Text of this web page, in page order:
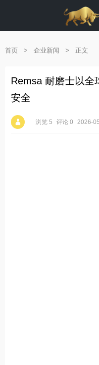
首页 > 企业新闻 > 正文
Remsa ‌耐磨士以全
安全
浏览 5 评论 0 2026-